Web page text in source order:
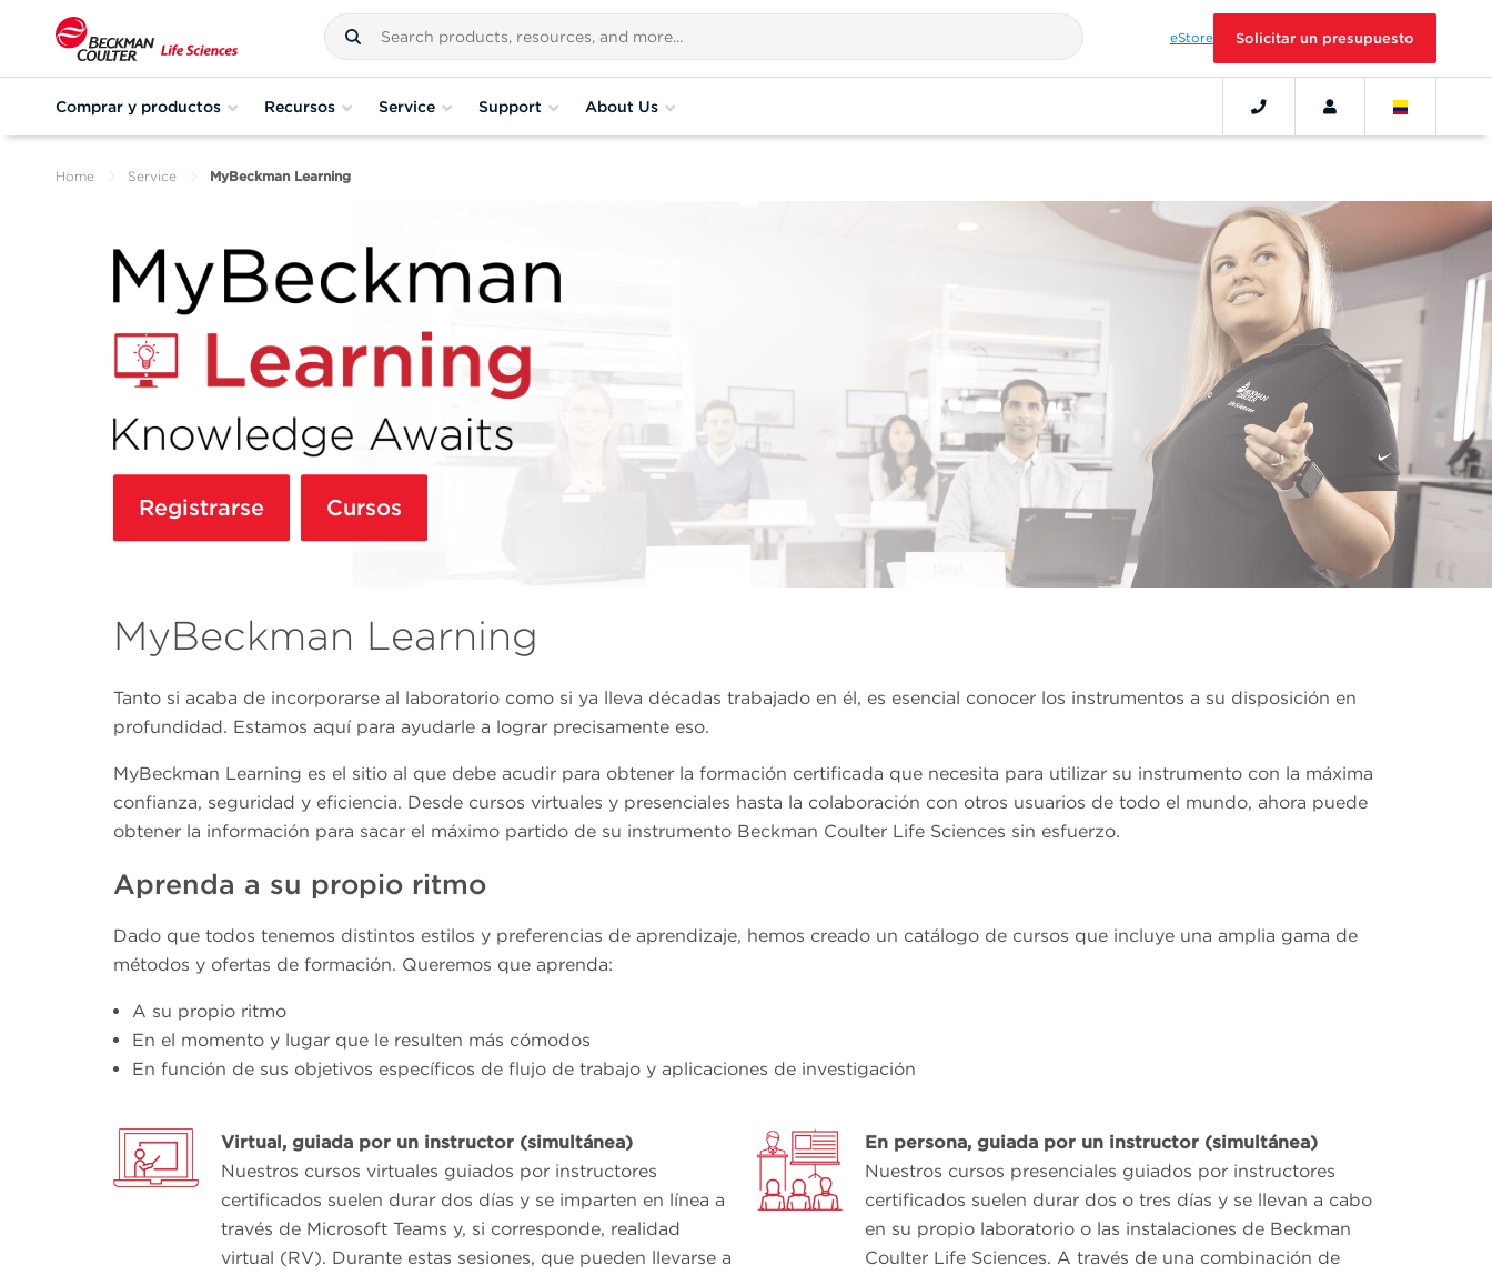
eStore Solicitar un presupuesto
Comprar y productos Recursos Service Support About Us
Home Service MyBeckman Learning
Registrarse Cursos
MyBeckman Learning
Tanto si acaba de incorporarse al laboratorio como si ya lleva décadas trabajado en él, es esencial conocer los instrumentos a su disposición en
profundidad. Estamos aquí para ayudarle a lograr precisamente eso.
MyBeckman Learning es el sitio al que debe acudir para obtener la formación certificada que necesita para utilizar su instrumento con la máxima
confianza, seguridad y eficiencia. Desde cursos virtuales y presenciales hasta la colaboración con otros usuarios de todo el mundo, ahora puede
obtener la información para sacar el máximo partido de su instrumento Beckman Coulter Life Sciences sin esfuerzo.
Aprenda a su propio ritmo
Dado que todos tenemos distintos estilos y preferencias de aprendizaje, hemos creado un catálogo de cursos que incluye una amplia gama de
métodos y ofertas de formación. Queremos que aprenda:
A su propio ritmo
En el momento y lugar que le resulten más cómodos
En función de sus objetivos específicos de flujo de trabajo y aplicaciones de investigación
Virtual, guiada por un instructor (simultánea)
Nuestros cursos virtuales guiados por instructores
certificados suelen durar dos días y se imparten en línea a
través de Microsoft Teams y, si corresponde, realidad
virtual (RV). Durante estas sesiones, que pueden llevarse a
En persona, guiada por un instructor (simultánea)
Nuestros cursos presenciales guiados por instructores
certificados suelen durar dos o tres días y se llevan a cabo
en su propio laboratorio o las instalaciones de Beckman
Coulter Life Sciences. A través de una combinación de